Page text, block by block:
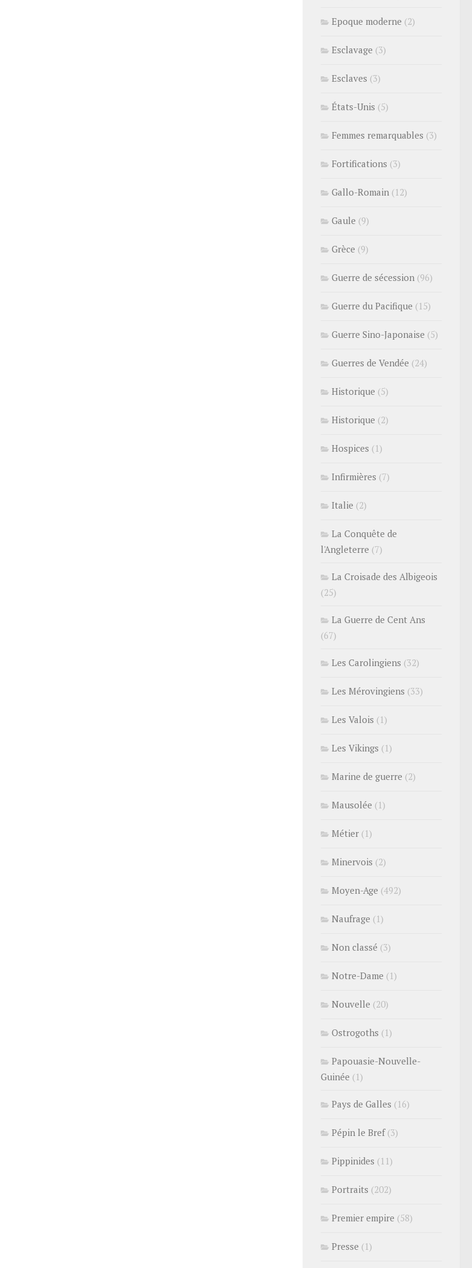
Epoque moderne (2)
Esclavage (3)
Esclaves (3)
États-Unis (5)
Femmes remarquables (3)
Fortifications (3)
Gallo-Romain (12)
Gaule (9)
Grèce (9)
Guerre de sécession (96)
Guerre du Pacifique (15)
Guerre Sino-Japonaise (5)
Guerres de Vendée (24)
Historique (5)
Historique (2)
Hospices (1)
Infirmières (7)
Italie (2)
La Conquête de
l'Angleterre (7)
La Croisade des Albigeois
(25)
La Guerre de Cent Ans
(67)
Les Carolingiens (32)
Les Mérovingiens (33)
Les Valois (1)
Les Vikings (1)
Marine de guerre (2)
Mausolée (1)
Métier (1)
Minervois (2)
Moyen-Age (492)
Naufrage (1)
Non classé (3)
Notre-Dame (1)
Nouvelle (20)
Ostrogoths (1)
Papouasie-Nouvelle-
Guinée (1)
Pays de Galles (16)
Pépin le Bref(3)
Pippinides (11)
Portraits (202)
Premier empire (58)
Presse (1)